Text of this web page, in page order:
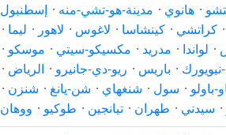
· هانوي · مدينة-هو-تشي-منه · إسطنبول
· كراتشي · كينشاسا · لاغوس · لاهور · ليما ·
· لواندا · مدريد · مكسيكو-سيتي · موسكو ·
نيويورك · باريس · ريو-دي-جانيرو · الرياض ·
باولو · سول · شنغهاي · شن-يانغ · شنزن ·
· سيدني · طهران · تيانجين · طوكيو · ووهان